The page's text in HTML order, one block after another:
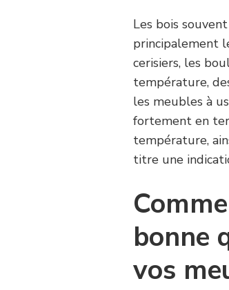
Les bois
principalement
cerisiers, les
température,
les meubles à
fortement en
température,
titre une
bonne
vos